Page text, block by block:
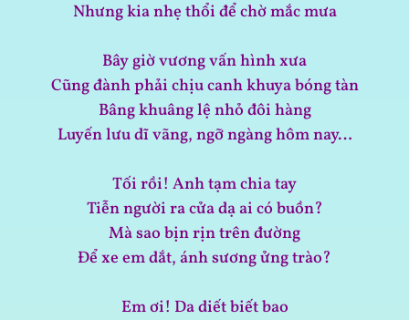
Nhưng kia nhẹ thổi để chờ mắc mưa
Bây giờ vương vấn hình xưa
Cũng đành phải chịu canh khuya bóng tàn
Bâng khuâng lệ nhỏ đôi hàng
Luyến lưu dĩ vãng, ngỡ ngàng hôm nay…
Tối rồi! Anh tạm chia tay
Tiễn người ra cửa dạ ai có buồn?
Mà sao bịn rịn trên đường
Để xe em dắt, ánh sương ửng trào?
Em ơi! Da diết biết bao